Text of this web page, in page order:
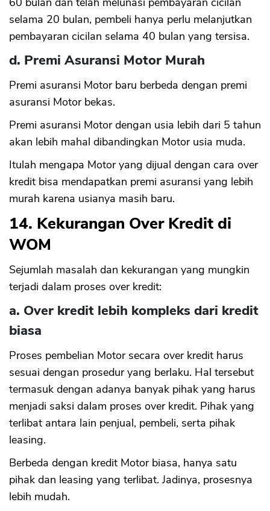
selama 20 bulan, pembeli hanya perlu melanjutkan
pembayaran cicilan selama 40 bulan yang tersisa.
d. Premi Asuransi Motor Murah
Premi asuransi Motor baru berbeda dengan premi
asuransi Motor bekas.
Premi asuransi Motor dengan usia lebih dari 5 tahun
akan lebih mahal dibandingkan Motor usia muda.
Itulah mengapa Motor yang dijual dengan cara over
kredit bisa mendapatkan premi asuransi yang lebih
murah karena usianya masih baru.
14. Kekurangan Over Kredit di
WOM
Sejumlah masalah dan kekurangan yang mungkin
terjadi dalam proses over kredit:
a. Over kredit lebih kompleks dari kredit
biasa
Proses pembelian Motor secara over kredit harus
sesuai dengan prosedur yang berlaku. Hal tersebut
termasuk dengan adanya banyak pihak yang harus
menjadi saksi dalam proses over kredit. Pihak yang
terlibat antara lain penjual, pembeli, serta pihak
leasing.
Berbeda dengan kredit Motor biasa, hanya satu
pihak dan leasing yang terlibat. Jadinya, prosesnya
lebih mudah.